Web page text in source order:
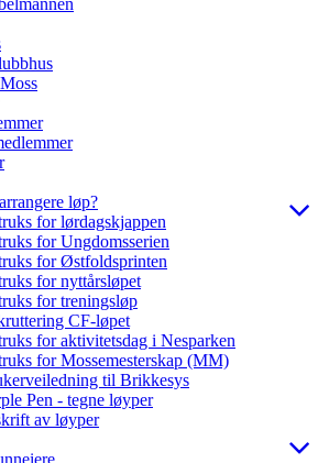
løp?
for lørdagskjappen
for Ungdomsserien
for Østfoldsprinten
for nyttårsløpet
for treningsløp
CF-løpet
for aktivitetsdag i Nesparken
for Mossemesterskap (MM)
til Brikkesys
Pen - tegne løyper
av løyper